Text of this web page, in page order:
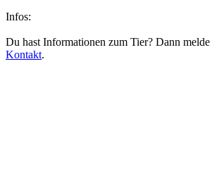
Infos:
Du hast Informationen zum Tier? Dann
Kontakt.